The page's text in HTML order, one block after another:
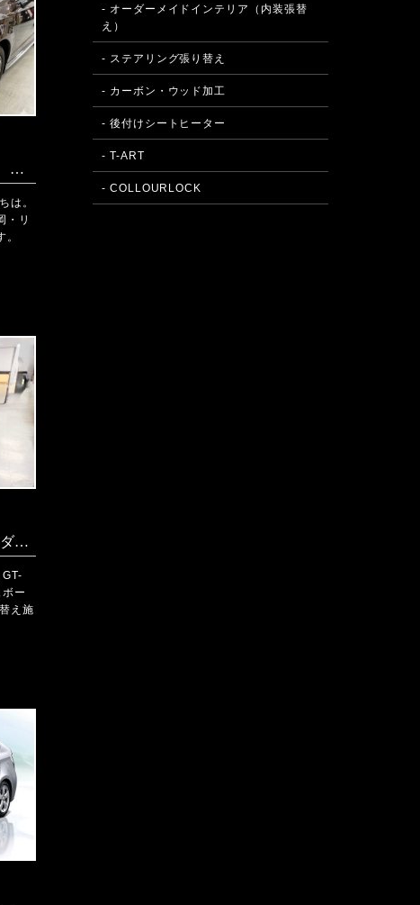
【施工事例】光岡・リューギ 内装張り替え
は。
・リ
。
【施工事例】日産 35GT-R ダッシュボード張り替え
ー
え施
- オーダーメイドインテリア（内装張替
え）
- ステアリング張り替え
- カーボン・ウッド加工
- 後付けシートヒーター
- T-ART
- COLLOURLOCK